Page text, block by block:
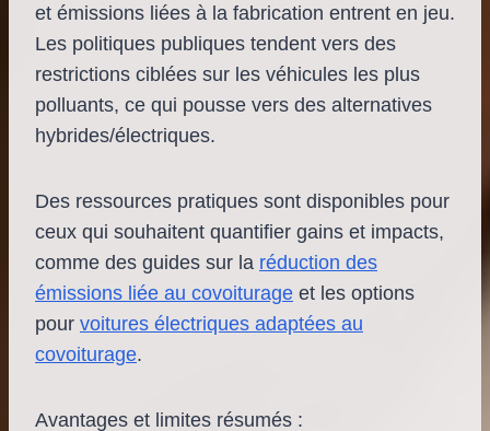
et émissions liées à la fabrication entrent en jeu.
Les politiques publiques tendent vers des
restrictions ciblées sur les véhicules les plus
polluants, ce qui pousse vers des alternatives
hybrides/électriques.
Des ressources pratiques sont disponibles pour
ceux qui souhaitent quantifier gains et impacts,
comme des guides sur la réduction des
émissions liée au covoiturage et les options
pour voitures électriques adaptées au
covoiturage.
Avantages et limites résumés :